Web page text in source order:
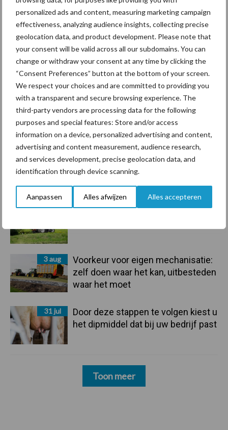
personalized ads and content, measuring marketing campaign
effectiveness, analyzing audience insights, collecting precise
geolocation data, and product development. Please note that
your consent will be valid across all our subdomains. You can
change or withdraw your consent at any time by clicking the
“Consent Preferences” button at the bottom of your screen.
We respect your choices and are committed to providing you
with a transparent and secure browsing experience. The
third-party vendors are processing data for the following
purposes and special features: Store and/or access
information on a device, personalized advertising and content,
advertising and content measurement, audience research,
and services development, precise geolocation data, and
identification through device scanning.
Aanpassen Alles afwijzen Alles accepteren
Primaire
Sidebar
Recent nieuws Partner nieuws
5 aug
“Vraag naar praktische
hygieneoplossingen is in Polen
groter dan ooit”
5 aug
Drie Franse bedrijven over de grens
van 14.000 kilogram melk
3 aug
Pöttinger introduceert compacte
3 aug
Voorkeur voor eigen mechanisatie:
zelf doen waar het kan, uitbesteden
waar het moet
31 jul
Door deze stappen te volgen kiest u
het dipmiddel dat bij uw bedrijf past
Toon meer
Toon meer